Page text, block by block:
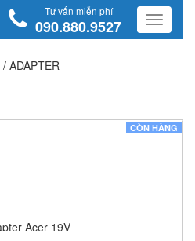
Tư vấn miễn phí
090.880.9527
/ ADAPTER
CÒN HÀNG